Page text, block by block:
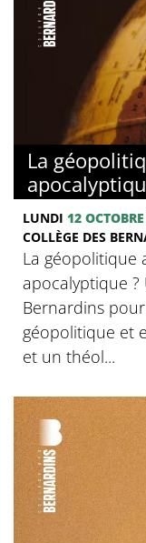
La
LUNDI 12 OCTOBRE
COLLÈGE DES
La géopolitique
apocalyptique ?
Bernardins
géopolitique et
et un théol...